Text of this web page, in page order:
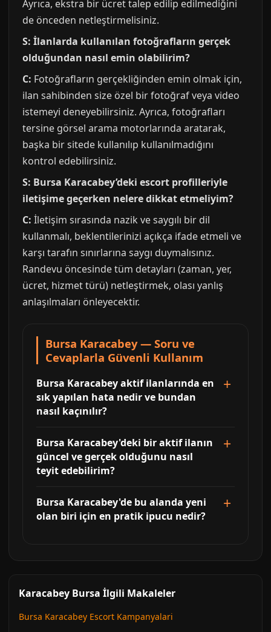
Ayrıca, ekstra bir ücret talep edilip edilmediğini
de önceden netleştirmelisiniz.
S: İlanlarda kullanılan fotoğrafların gerçek
olduğundan nasıl emin olabilirim?
C: Fotoğrafların gerçekliğinden emin olmak için,
ilan sahibinden size özel bir fotoğraf veya video
istemeyi deneyebilirsiniz. Ayrıca, fotoğrafları
tersine görsel arama motorlarında aratarak,
başka bir sitede kullanılıp kullanılmadığını
kontrol edebilirsiniz.
S: Bursa Karacabey’deki escort profilleriyle
iletişime geçerken nelere dikkat etmeliyim?
C: İletişim sırasında nazik ve saygılı bir dil
kullanmalı, beklentilerinizi açıkça ifade etmeli ve
karşı tarafın sınırlarına saygı duymalısınız.
Randevu öncesinde tüm detayları (zaman, yer,
ücret, hizmet türü) netleştirmek, olası yanlış
anlaşılmaları önleyecektir.
Bursa Karacabey — Soru ve
Cevaplarla Güvenli Kullanım
Bursa Karacabey aktif ilanlarında en
sık yapılan hata nedir ve bundan
nasıl kaçınılır?
Bursa Karacabey'deki bir aktif ilanın
güncel ve gerçek olduğunu nasıl
teyit edebilirim?
Bursa Karacabey'de bu alanda yeni
olan biri için en pratik ipucu nedir?
Karacabey Bursa İlgili Makaleler
Bursa Karacabey Escort Kampanyalari